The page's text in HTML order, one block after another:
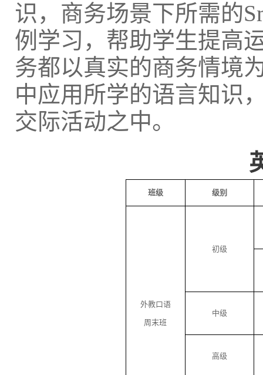
识，商务场景下所需的
例学习，帮助学生提高
务都以真实的商务情境
中应用所学的语言知识
交际活动之中。
班级 级别
外教口语
周末班
初级
中级
高级